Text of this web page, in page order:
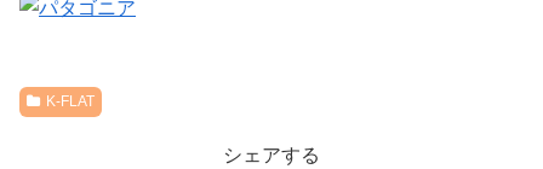
K-FLAT
シェアする